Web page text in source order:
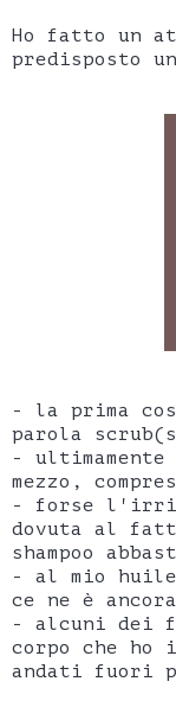
Ho fatto un
predisposto
- la prima
parola
-
mezzo,
- forse
dovuta al
shampoo
- al mio
ce ne è
- alcuni dei
corpo che ho
andati fuori